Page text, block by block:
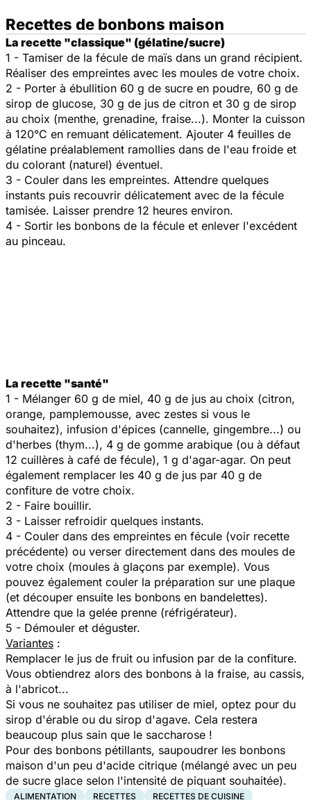
Recettes de bonbons maison
La recette "classique" (gélatine/sucre)
1 - Tamiser de la fécule de maïs dans un grand récipient.
Réaliser des empreintes avec les moules de votre choix.
2 - Porter à ébullition 60 g de sucre en poudre, 60 g de
sirop de glucose, 30 g de jus de citron et 30 g de sirop
au choix (menthe, grenadine, fraise...). Monter la cuisson
à 120°C en remuant délicatement. Ajouter 4 feuilles de
gélatine préalablement ramollies dans de l'eau froide et
du colorant (naturel) éventuel.
3 - Couler dans les empreintes. Attendre quelques
instants puis recouvrir délicatement avec de la fécule
tamisée. Laisser prendre 12 heures environ.
4 - Sortir les bonbons de la fécule et enlever l'excédent
au pinceau.
La recette "santé"
1 - Mélanger 60 g de miel, 40 g de jus au choix (citron,
orange, pamplemousse, avec zestes si vous le
souhaitez), infusion d'épices (cannelle, gingembre...) ou
d'herbes (thym...), 4 g de gomme arabique (ou à défaut
12 cuillères à café de fécule), 1 g d'agar-agar. On peut
également remplacer les 40 g de jus par 40 g de
confiture de votre choix.
2 - Faire bouillir.
3 - Laisser refroidir quelques instants.
4 - Couler dans des empreintes en fécule (voir recette
précédente) ou verser directement dans des moules de
votre choix (moules à glaçons par exemple). Vous
pouvez également couler la préparation sur une plaque
(et découper ensuite les bonbons en bandelettes).
Attendre que la gelée prenne (réfrigérateur).
5 - Démouler et déguster.
Variantes :
Remplacer le jus de fruit ou infusion par de la confiture.
Vous obtiendrez alors des bonbons à la fraise, au cassis,
à l'abricot...
Si vous ne souhaitez pas utiliser de miel, optez pour du
sirop d'érable ou du sirop d'agave. Cela restera
beaucoup plus sain que le saccharose !
Pour des bonbons pétillants, saupoudrer les bonbons
maison d'un peu d'acide citrique (mélangé avec un peu
de sucre glace selon l'intensité de piquant souhaitée).
ALIMENTATION RECETTES RECETTES DE CUISINE